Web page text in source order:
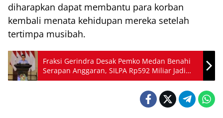
diharapkan dapat membantu para korban
kembali menata kehidupan mereka setelah
tertimpa musibah.
Fraksi Gerindra Desak Pemko Medan Benahi
Serapan Anggaran, SILPA Rp592 Miliar Jadi
Sorotan DPRD